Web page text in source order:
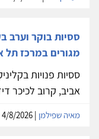
ססיות בוקר וערב
מגורים במרכז תל
ססיות פנויות
אביב, קרוב לכיכר
מאיה שפילמן